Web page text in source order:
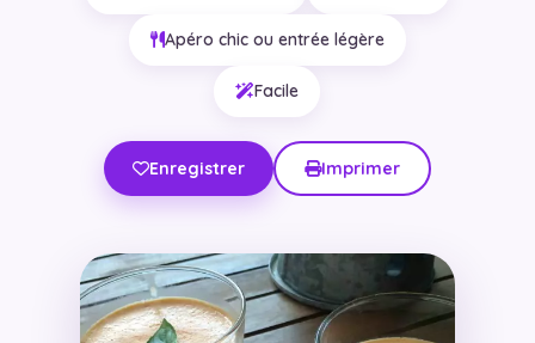
Apéro chic ou entrée légère
Facile
Enregistrer Imprimer